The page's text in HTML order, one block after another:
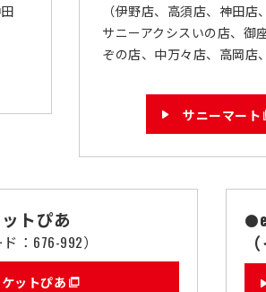
（伊野店、高須店、神田店
サニーアクシスいの店、御
ぞの店、中万々店、高岡店
サニーマート
トぴあ
ド：676-992）
ットぴあ
●